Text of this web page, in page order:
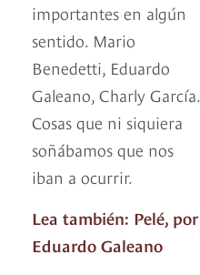
importantes en algún
sentido. Mario
Benedetti, Eduardo
Galeano, Charly García.
Cosas que ni siquiera
soñábamos que nos
iban a ocurrir.
Lea también: Pelé, por
Eduardo Galeano